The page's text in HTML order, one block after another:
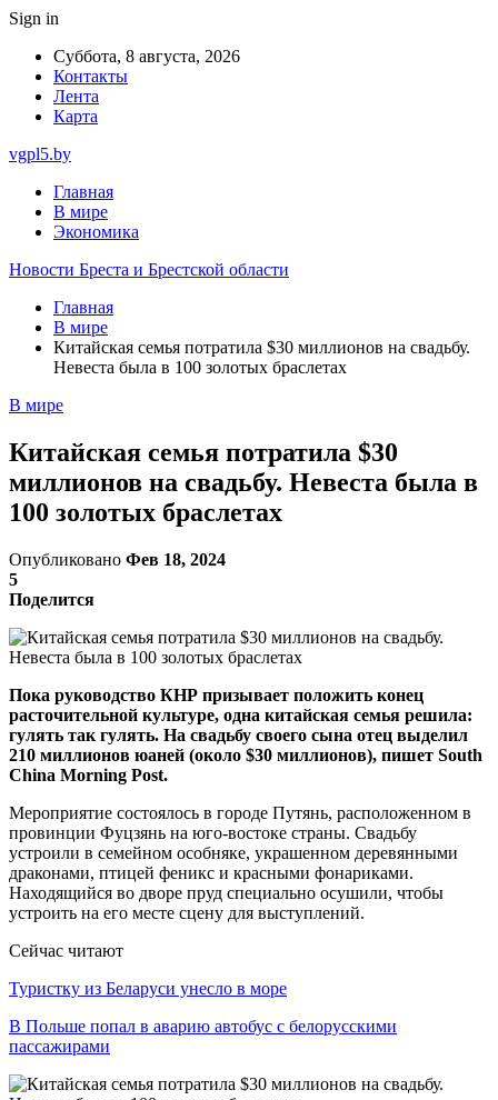
Sign in
Суббота, 8 августа, 2026
Контакты
Лента
Карта
vgpl5.by
Главная
В мире
Экономика
Новости Бреста и Брестской области
Главная
В мире
Китайская семья потратила $30 миллионов на свадьбу.
Невеста была в 100 золотых браслетах
В мире
Китайская семья потратила $30
миллионов на свадьбу. Невеста была в
100 золотых браслетах
Опубликовано Фев 18, 2024
5
Поделится
Пока руководство КНР призывает положить конец
расточительной культуре, одна китайская семья решила:
гулять так гулять. На свадьбу своего сына отец выделил
210 миллионов юаней (около $30 миллионов), пишет South
China Morning Post.
Мероприятие состоялось в городе Путянь, расположенном в
провинции Фуцзянь на юго-востоке страны. Свадьбу
устроили в семейном особняке, украшенном деревянными
драконами, птицей феникс и красными фонариками.
Находящийся во дворе пруд специально осушили, чтобы
устроить на его месте сцену для выступлений.
Сейчас читают
Туристку из Беларуси унесло в море
В Польше попал в аварию автобус с белорусскими
пассажирами